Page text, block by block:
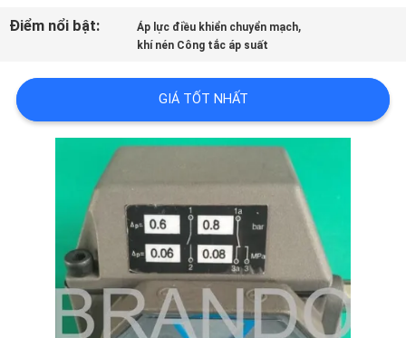
LIÊN
VỚI
CHÚNG
Điểm nổi bật: Áp lực điều khiển chuyển mạch,
khí nén Công tắc áp suất
GIÁ TỐT NHẤT